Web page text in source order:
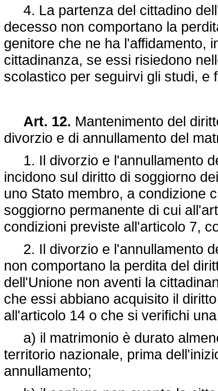
4. La partenza del cittadino
decesso non comportano la
genitore che ne ha l'affidamento,
cittadinanza, se essi risiedono
scolastico per seguirvi gli studi, e
Art. 12. Mantenimento del
divorzio e di annullamento del
1. Il divorzio e l'annullamento
incidono sul diritto di soggiorno
uno Stato membro, a condizione
soggiorno permanente di cui
condizioni previste all'articolo 7,
2. Il divorzio e l'annullamento
non comportano la perdita del
dell'Unione non aventi la
che essi abbiano acquisito il
all'articolo 14 o che si verifichi
a) il matrimonio è durato
territorio nazionale, prima
annullamento;